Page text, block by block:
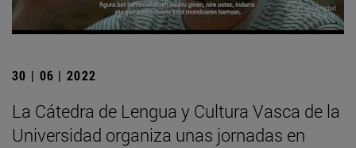
30 | 06 | 2022
La Cátedra de Lengua y Cultura Vasca de la
Universidad organiza unas jornadas en